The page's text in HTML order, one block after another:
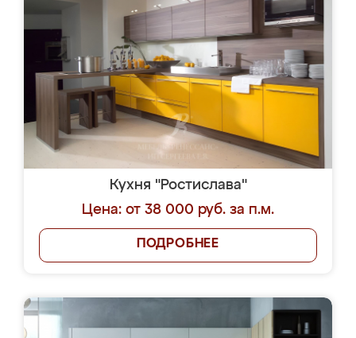
Кухня "Ростислава"
Цена: от 38 000 руб. за п.м.
ПОДРОБНЕЕ